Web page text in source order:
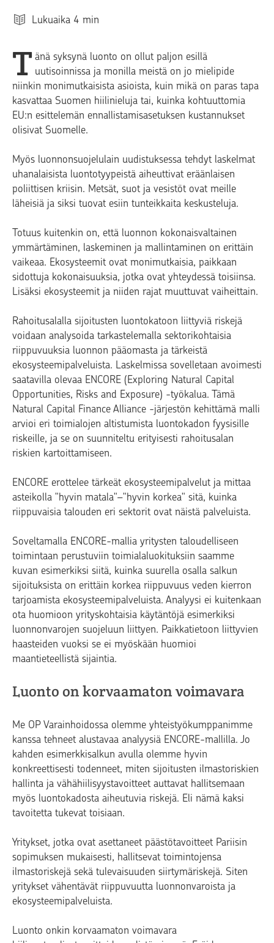
Lukuaika 4 min
T änä syksynä luonto on ollut paljon esillä
uutisoinnissa ja monilla meistä on jo mielipide
niinkin monimutkaisista asioista, kuin mikä on paras tapa
kasvattaa Suomen hiilinieluja tai, kuinka kohtuuttomia
EU:n esittelemän ennallistamisasetuksen kustannukset
olisivat Suomelle.
Myös luonnonsuojelulain uudistuksessa tehdyt laskelmat
uhanalaisista luontotyypeistä aiheuttivat eräänlaisen
poliittisen kriisin. Metsät, suot ja vesistöt ovat meille
läheisiä ja siksi tuovat esiin tunteikkaita keskusteluja.
Totuus kuitenkin on, että luonnon kokonaisvaltainen
ymmärtäminen, laskeminen ja mallintaminen on erittäin
vaikeaa. Ekosysteemit ovat monimutkaisia, paikkaan
sidottuja kokonaisuuksia, jotka ovat yhteydessä toisiinsa.
Lisäksi ekosysteemit ja niiden rajat muuttuvat vaiheittain.
Rahoitusalalla sijoitusten luontokatoon liittyviä riskejä
voidaan analysoida tarkastelemalla sektorikohtaisia
riippuvuuksia luonnon pääomasta ja tärkeistä
ekosysteemipalveluista. Laskelmissa sovelletaan avoimesti
saatavilla olevaa ENCORE (Exploring Natural Capital
Opportunities, Risks and Exposure) -työkalua. Tämä
Natural Capital Finance Alliance -järjestön kehittämä malli
arvioi eri toimialojen altistumista luontokadon fyysisille
riskeille, ja se on suunniteltu erityisesti rahoitusalan
riskien kartoittamiseen.
ENCORE erottelee tärkeät ekosysteemipalvelut ja mittaa
asteikolla "hyvin matala"–"hyvin korkea" sitä, kuinka
riippuvaisia talouden eri sektorit ovat näistä palveluista.
Soveltamalla ENCORE-mallia yritysten taloudelliseen
toimintaan perustuviin toimialaluokituksiin saamme
kuvan esimerkiksi siitä, kuinka suurella osalla salkun
sijoituksista on erittäin korkea riippuvuus veden kierron
tarjoamista ekosysteemipalveluista. Analyysi ei kuitenkaan
ota huomioon yrityskohtaisia käytäntöjä esimerkiksi
luonnonvarojen suojeluun liittyen. Paikkatietoon liittyvien
haasteiden vuoksi se ei myöskään huomioi
maantieteellistä sijaintia.
Luonto on korvaamaton voimavara
Me OP Varainhoidossa olemme yhteistyökumppanimme
kanssa tehneet alustavaa analyysiä ENCORE-mallilla. Jo
kahden esimerkkisalkun avulla olemme hyvin
konkreettisesti todenneet, miten sijoitusten ilmastoriskien
hallinta ja vähähiilisyystavoitteet auttavat hallitsemaan
myös luontokadosta aiheutuvia riskejä. Eli nämä kaksi
tavoitetta tukevat toisiaan.
Yritykset, jotka ovat asettaneet päästötavoitteet Pariisin
sopimuksen mukaisesti, hallitsevat toimintojensa
ilmastoriskejä sekä tulevaisuuden siirtymäriskejä. Siten
yritykset vähentävät riippuvuutta luonnonvaroista ja
ekosysteemipalveluista.
Luonto onkin korvaamaton voimavara